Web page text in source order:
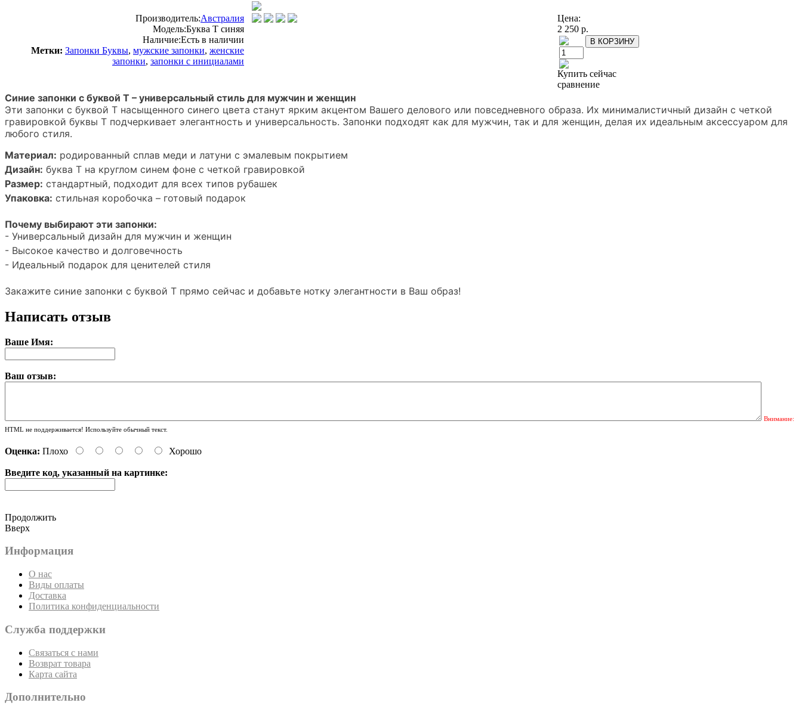
Производитель:Австралия
Модель:Буква T синяя
Наличие:Есть в наличии
Метки: Запонки Буквы, мужские запонки, женские
запонки, запонки с инициалами
Цена:
2 250 р.
Купить сейчас
сравнение
Синие запонки с буквой Т – универсальный стиль для мужчин и женщин
Эти запонки с буквой Т насыщенного синего цвета станут ярким акцентом Вашего делового или повседневного образа. Их минималистичный дизайн с четкой
гравировкой буквы Т подчеркивает элегантность и универсальность. Запонки подходят как для мужчин, так и для женщин, делая их идеальным аксессуаром для
любого стиля.
Материал: родированный сплав меди и латуни с эмалевым покрытием
Дизайн: буква Т на круглом синем фоне с четкой гравировкой
Размер: стандартный, подходит для всех типов рубашек
Упаковка: стильная коробочка – готовый подарок
Почему выбирают эти запонки:
- Универсальный дизайн для мужчин и женщин
- Высокое качество и долговечность
- Идеальный подарок для ценителей стиля
Закажите синие запонки с буквой Т прямо сейчас и добавьте нотку элегантности в Ваш образ!
Написать отзыв
Ваше Имя:
Ваш отзыв:
Внимание:
HTML не поддерживается! Используйте обычный текст.
Оценка: Плохо Хорошо
Введите код, указанный на картинке:
Продолжить
Вверх
Информация
О нас
Виды оплаты
Доставка
Политика конфиденциальности
Служба поддержки
Связаться с нами
Возврат товара
Карта сайта
Дополнительно